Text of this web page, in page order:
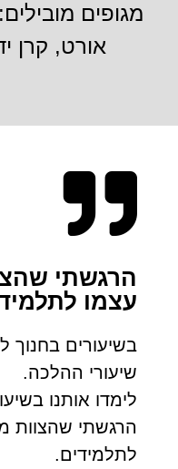
מגופים
אורט, קרן
הרגשתי
עצמו
בשיעורים בחנוך
שיעורי ההלכה.
לימדו אותנו
הרגשתי שהצוות
לתלמידים.